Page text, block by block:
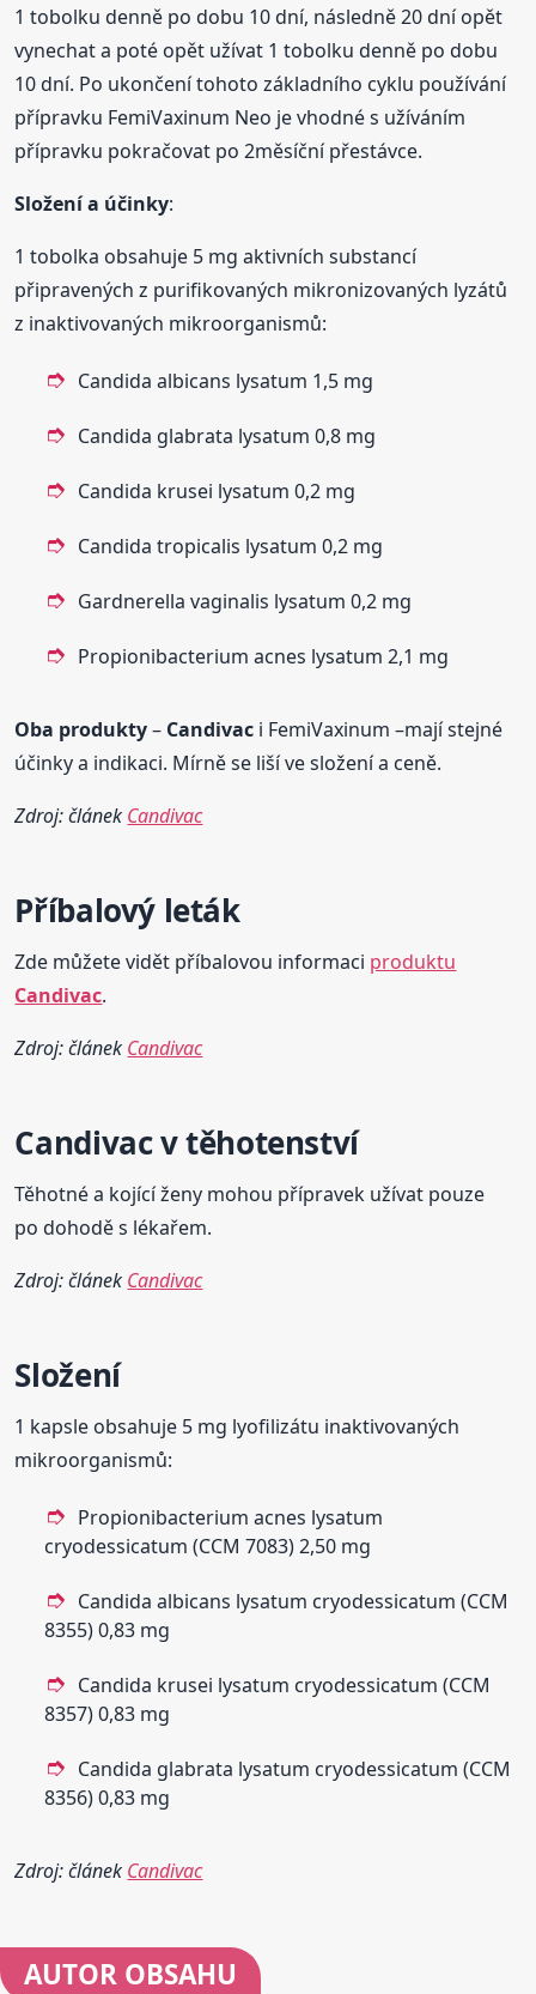
1 tobolku denně po dobu 10 dní, následně 20 dní opět
vynechat a poté opět užívat 1 tobolku denně po dobu
10 dní. Po ukončení tohoto základního cyklu používání
přípravku FemiVaxinum Neo je vhodné s užíváním
přípravku pokračovat po 2měsíční přestávce.
Složení a účinky:
1 tobolka obsahuje 5 mg aktivních substancí
připravených z purifikovaných mikronizovaných lyzátů
z inaktivovaných mikroorganismů:
Candida albicans lysatum 1,5 mg
Candida glabrata lysatum 0,8 mg
Candida krusei lysatum 0,2 mg
Candida tropicalis lysatum 0,2 mg
Gardnerella vaginalis lysatum 0,2 mg
Propionibacterium acnes lysatum 2,1 mg
Oba produkty– Candivac i FemiVaxinum –mají stejné
účinky a indikaci. Mírně se liší ve složení a ceně.
Zdroj: článek Candivac
Příbalový leták
Zde můžete vidět příbalovou informaci produktu
Candivac.
Zdroj: článek Candivac
Candivacv těhotenství
Těhotné a kojící ženy mohou přípravek užívat pouze
po dohodě s lékařem.
Zdroj: článek Candivac
Složení
1 kapsle obsahuje 5 mg lyofilizátu inaktivovaných
mikroorganismů:
Propionibacterium acnes lysatum
cryodessicatum (CCM 7083) 2,50 mg
Candida albicans lysatum cryodessicatum (CCM
8355) 0,83 mg
Candida krusei lysatum cryodessicatum (CCM
8357) 0,83 mg
Candida glabrata lysatum cryodessicatum (CCM
8356) 0,83 mg
Zdroj: článek Candivac
AUTOR OBSAHU